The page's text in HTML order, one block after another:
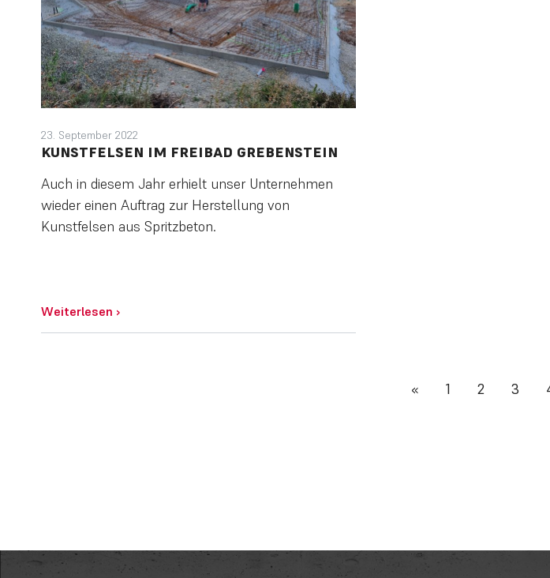
23. September 2022
KUNSTFELSEN IM FREIBAD GREBENSTEIN
Auch in diesem Jahr erhielt unser Unternehmen
wieder einen Auftrag zur Herstellung von
Kunstfelsen aus Spritzbeton.
Weiterlesen ›
« 1 2 3